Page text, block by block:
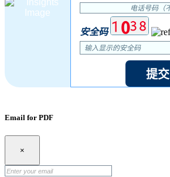
安全码
提交
Email for PDF
×